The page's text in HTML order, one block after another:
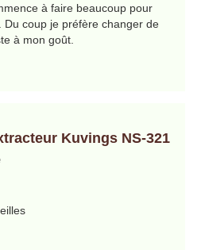
à faire beaucoup pour
Du coup je préfère changer de
à mon goût.
Kuvings NS-321